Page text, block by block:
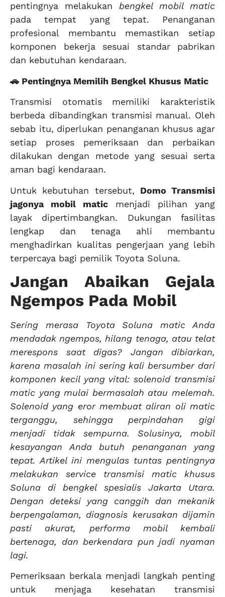
pentingnya melakukan bengkel mobil matic
pada tempat yang tepat. Penanganan
profesional membantu memastikan setiap
komponen bekerja sesuai standar pabrikan
dan kebutuhan kendaraan.
🚗 Pentingnya Memilih Bengkel Khusus Matic
Transmisi otomatis memiliki karakteristik
berbeda dibandingkan transmisi manual. Oleh
sebab itu, diperlukan penanganan khusus agar
setiap proses pemeriksaan dan perbaikan
dilakukan dengan metode yang sesuai serta
aman bagi kendaraan.
Untuk kebutuhan tersebut, Domo Transmisi
jagonya mobil matic menjadi pilihan yang
layak dipertimbangkan. Dukungan fasilitas
lengkap dan tenaga ahli membantu
menghadirkan kualitas pengerjaan yang lebih
terpercaya bagi pemilik Toyota Soluna.
Jangan Abaikan Gejala
Ngempos Pada Mobil
Sering merasa Toyota Soluna matic Anda
mendadak ngempos, hilang tenaga, atau telat
merespons saat digas? Jangan dibiarkan,
karena masalah ini sering kali bersumber dari
komponen kecil yang vital: solenoid transmisi
matic yang mulai bermasalah atau melemah.
Solenoid yang eror membuat aliran oli matic
terganggu, sehingga perpindahan gigi
menjadi tidak sempurna. Solusinya, mobil
kesayangan Anda butuh penanganan yang
tepat. Artikel ini mengulas tuntas pentingnya
melakukan service transmisi matic khusus
Soluna di bengkel spesialis Jakarta Utara.
Dengan deteksi yang canggih dan mekanik
berpengalaman, diagnosis kerusakan dijamin
pasti akurat, performa mobil kembali
bertenaga, dan berkendara pun jadi nyaman
lagi.
Pemeriksaan berkala menjadi langkah penting
untuk menjaga kesehatan transmisi